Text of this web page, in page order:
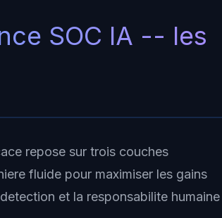
SOC IA -- les
repose sur trois couches
fluide pour maximiser les gains
et la responsabilite humaine